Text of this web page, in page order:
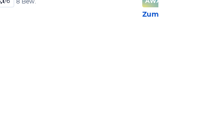
Zum Hotel